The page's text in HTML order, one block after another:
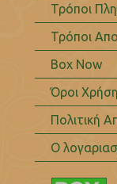
Τρόποι
Τρόποι
Box Now
Όροι
Πολιτική
Ο